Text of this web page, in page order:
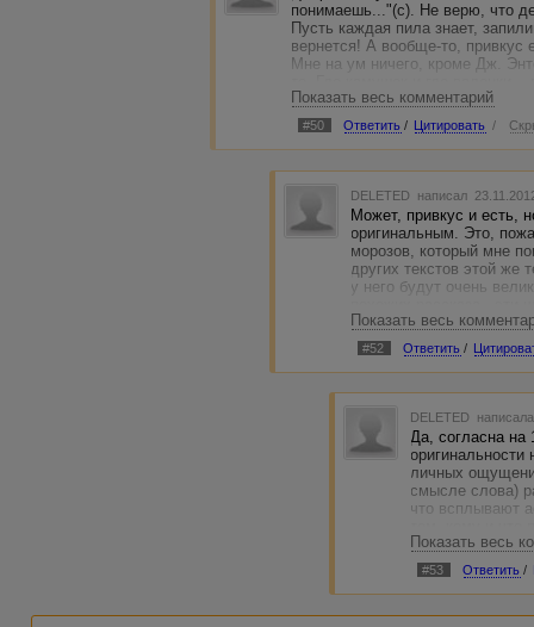
понимаешь..."(с). Не верю, что
Пусть каждая пила знает,
вернется! А вообще-то,
Мне на ум ничего, кроме Дж.
Показать весь комментарий
#50 Ответить / Цитировать /
DELETED написал
Может, привкус и есть,
оригинальным. Это,
морозов, который мне
других текстов этой же
у него будут очень
Так что всем,
срочно голосовать за
Показать весь
#52 Ответить /
DELETED
Да, согласна на
личных
смысле слова)
что всплывают
анализировать,
принимать
P.S. Возможно,
от прочтения
Показать весь
#53 Ответить /